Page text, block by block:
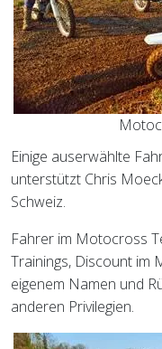
Einige auserwählte
unterstützt Chris
Schweiz.
Fahrer im Motocross
Trainings, Discount im
eigenem Namen und
anderen Privilegien.